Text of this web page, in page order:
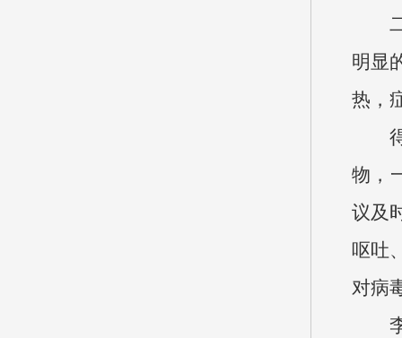
明显
热，
物，
议及
呕吐
对病